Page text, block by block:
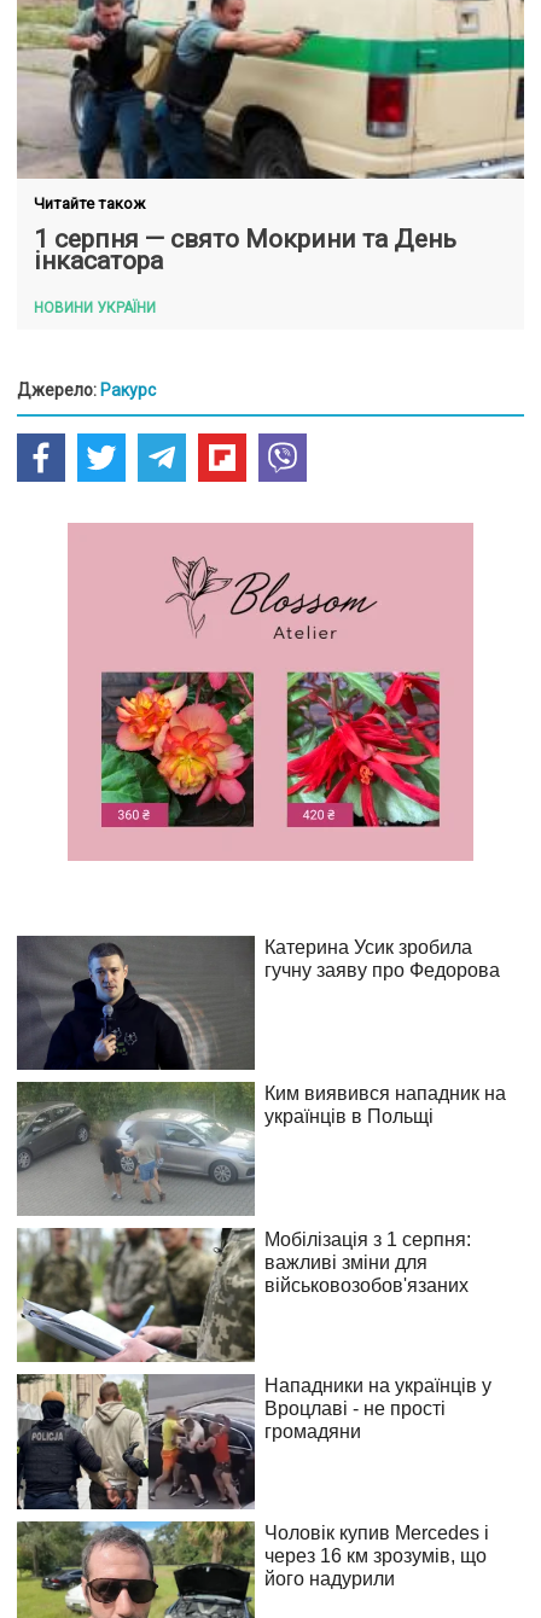
Читайте також
1 серпня — свято Мокрини та День
інкасатора
НОВИНИ УКРАЇНИ
Джерело: Ракурс